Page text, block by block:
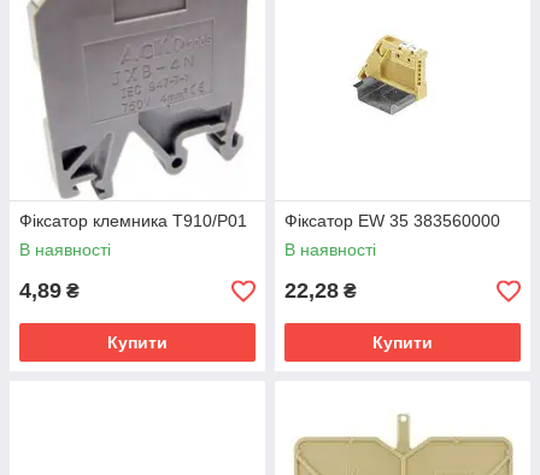
Фіксатор клемника T910/P01
В наявності
4,89 ₴
Купити
Фіксатор EW 35 383560000
В наявності
22,28 ₴
Купити